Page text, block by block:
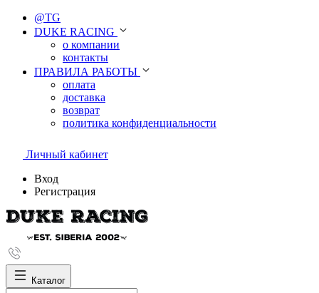
@TG
DUKE RACING
о компании
контакты
ПРАВИЛА РАБОТЫ
оплата
доставка
возврат
политика конфиденциальности
Личный кабинет
Вход
Регистрация
Каталог